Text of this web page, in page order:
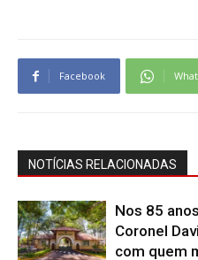
Facebook
NOTÍCIAS RELACIONADAS
Nos 85
Coronel
com quem